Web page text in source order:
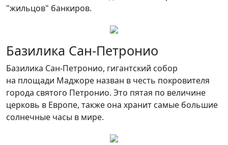
"жильцов" банкиров.
Базилика Сан-Петронио
Базилика Сан-Петронио, гигантский собор
на площади Маджоре назван в честь покровителя
города святого Петронио. Это пятая по величине
церковь в Европе, также она хранит самые большие
солнечные часы в мире.